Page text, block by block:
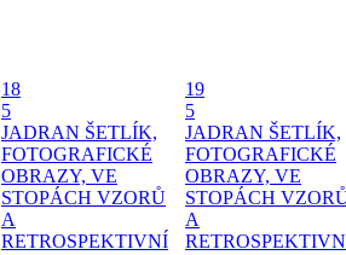
18
5
JADRAN ŠETLÍK,
FOTOGRAFICKÉ
OBRAZY, VE
STOPÁCH VZORŮ
A
RETROSPEKTIVNÍ
19
5
JADRAN ŠETLÍK,
FOTOGRAFICKÉ
OBRAZY, VE
STOPÁCH
A